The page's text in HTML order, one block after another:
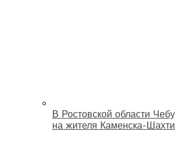
В Ростовской области
на жителя Каменска-